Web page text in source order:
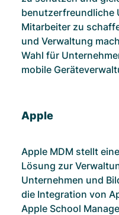
benutzerfreundliche
Mitarbeiter zu
und Verwaltung
Wahl für
mobile
Apple
Apple MDM stellt
Lösung zur
Unternehmen und
die Integration von
Apple School